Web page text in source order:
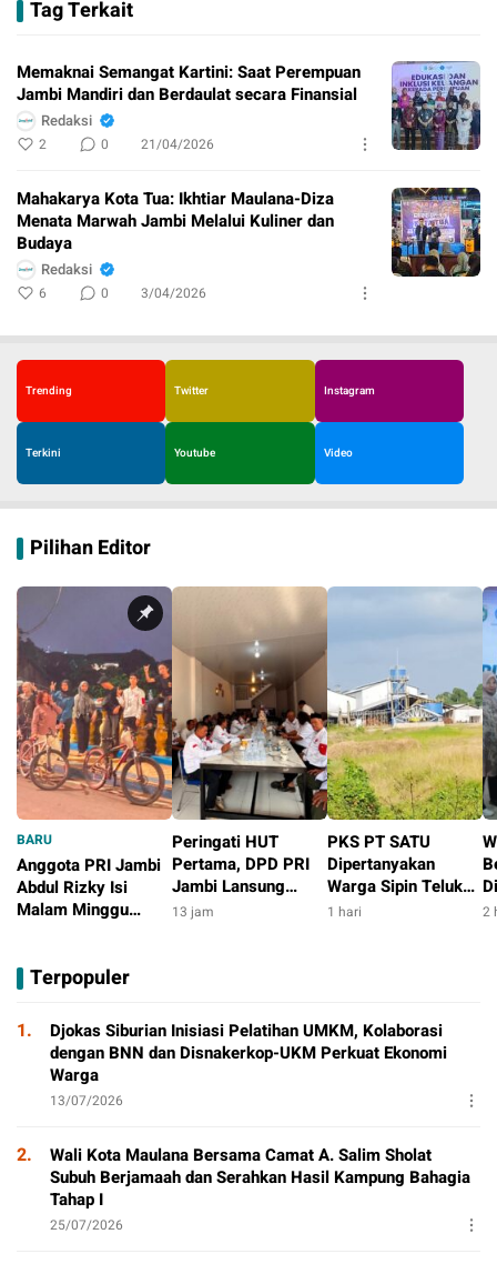
Tag Terkait
Memaknai Semangat Kartini: Saat Perempuan
Jambi Mandiri dan Berdaulat secara Finansial
Redaksi
2 0 21/04/2026
Mahakarya Kota Tua: Ikhtiar Maulana-Diza
Menata Marwah Jambi Melalui Kuliner dan
Budaya
Redaksi
6 0 3/04/2026
Trending Twitter Instagram
Terkini Youtube Video
Pilihan Editor
BARU
Anggota PRI Jambi
Abdul Rizky Isi
Malam Minggu
Aktivitas Positif
Peringati HUT
Pertama, DPD PRI
Jambi Lansung
Berbagi Dengan
13 jam
PKS PT SATU
Dipertanyakan
Warga Sipin Teluk
Duren, Jarak Dekat
1 hari 2
Terpopuler
1.
Djokas Siburian Inisiasi Pelatihan UMKM, Kolaborasi
dengan BNN dan Disnakerkop-UKM Perkuat Ekonomi
Warga
13/07/2026
2.
Wali Kota Maulana Bersama Camat A. Salim Sholat
Subuh Berjamaah dan Serahkan Hasil Kampung Bahagia
Tahap I
25/07/2026